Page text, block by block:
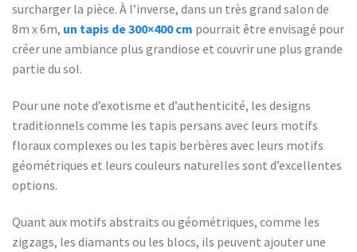
surcharger la pièce. À l’inverse, dans un très grand salon de
8m x 6m, un tapis de 300×400 cm pourrait être envisagé pour
créer une ambiance plus grandiose et couvrir une plus grande
partie du sol.
Pour une note d’exotisme et d’authenticité, les designs
traditionnels comme les tapis persans avec leurs motifs
floraux complexes ou les tapis berbères avec leurs motifs
géométriques et leurs couleurs naturelles sont d’excellentes
options.
Quant aux motifs abstraits ou géométriques, comme les
zigzags, les diamants ou les blocs, ils peuvent ajouter une